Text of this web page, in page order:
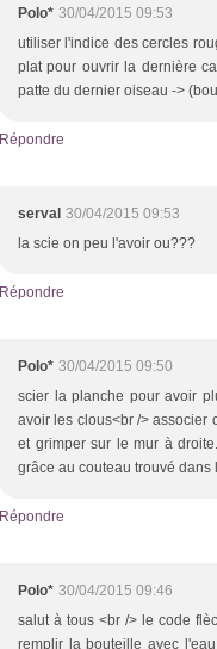
Polo* 30/04/2015 09:53
utiliser l'indice des cercles
plat pour ouvrir la dernière
patte du dernier oiseau ->
Répondre
serval 30/04/2015 09:53
la scie on peu l'avoir ou???
Répondre
Polo* 30/04/2015 09:50
scier la planche pour avoir
avoir les clous<br /> associer
et grimper sur le mur à
grâce au couteau trouvé dans
Répondre
Polo* 30/04/2015 09:46
salut à tous <br /> le code
remplir la bouteille avec